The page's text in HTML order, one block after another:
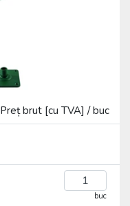
Preț brut [cu TVA] / buc
buc